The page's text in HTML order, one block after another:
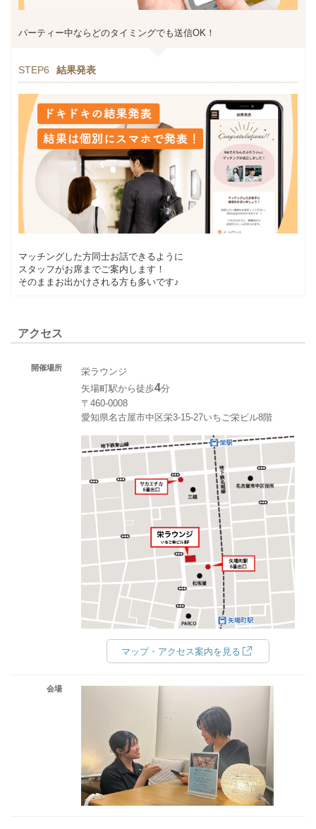
パーティー中ならどのタイミングでも送信OK！
STEP6 結果発表
マッチングした方同士お話できるように
スタッフがお席までご案内します！
そのままお出かけされる方も多いです♪
アクセス
開催場所
栄ラウンジ
矢場町駅から徒歩4分
〒460-0008
愛知県名古屋市中区栄3-15-27いちご栄ビル8階
マップ・アクセス案内を見る
会場